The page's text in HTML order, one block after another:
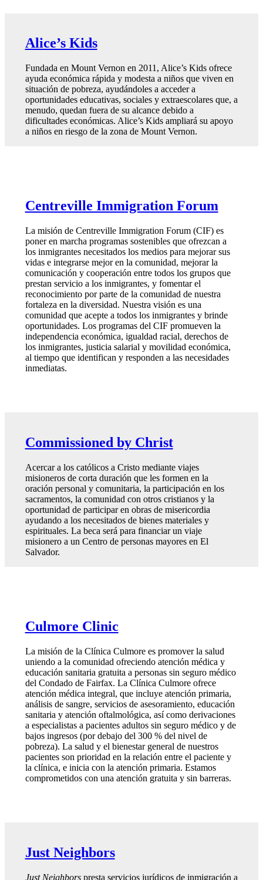
Alice’s Kids
Fundada en Mount Vernon en 2011, Alice’s Kids ofrece
ayuda económica rápida y modesta a niños que viven en
situación de pobreza, ayudándoles a acceder a
oportunidades educativas, sociales y extraescolares que, a
menudo, quedan fuera de su alcance debido a
dificultades económicas. Alice’s Kids ampliará su apoyo
a niños en riesgo de la zona de Mount Vernon.
Centreville Immigration Forum
La misión de Centreville Immigration Forum (CIF) es
poner en marcha programas sostenibles que ofrezcan a
los inmigrantes necesitados los medios para mejorar sus
vidas e integrarse mejor en la comunidad, mejorar la
comunicación y cooperación entre todos los grupos que
prestan servicio a los inmigrantes, y fomentar el
reconocimiento por parte de la comunidad de nuestra
fortaleza en la diversidad. Nuestra visión es una
comunidad que acepte a todos los inmigrantes y brinde
oportunidades. Los programas del CIF promueven la
independencia económica, igualdad racial, derechos de
los inmigrantes, justicia salarial y movilidad económica,
al tiempo que identifican y responden a las necesidades
inmediatas.
Commissioned by Christ
Acercar a los católicos a Cristo mediante viajes
misioneros de corta duración que les formen en la
oración personal y comunitaria, la participación en los
sacramentos, la comunidad con otros cristianos y la
oportunidad de participar en obras de misericordia
ayudando a los necesitados de bienes materiales y
espirituales. La beca será para financiar un viaje
misionero a un Centro de personas mayores en El
Salvador.
Culmore Clinic
La misión de la Clínica Culmore es promover la salud
uniendo a la comunidad ofreciendo atención médica y
educación sanitaria gratuita a personas sin seguro médico
del Condado de Fairfax. La Clínica Culmore ofrece
atención médica integral, que incluye atención primaria,
análisis de sangre, servicios de asesoramiento, educación
sanitaria y atención oftalmológica, así como derivaciones
a especialistas a pacientes adultos sin seguro médico y de
bajos ingresos (por debajo del 300 % del nivel de
pobreza). La salud y el bienestar general de nuestros
pacientes son prioridad en la relación entre el paciente y
la clínica, e inicia con la atención primaria. Estamos
comprometidos con una atención gratuita y sin barreras.
Just Neighbors
Just Neighborspresta servicios jurídicos de inmigración a